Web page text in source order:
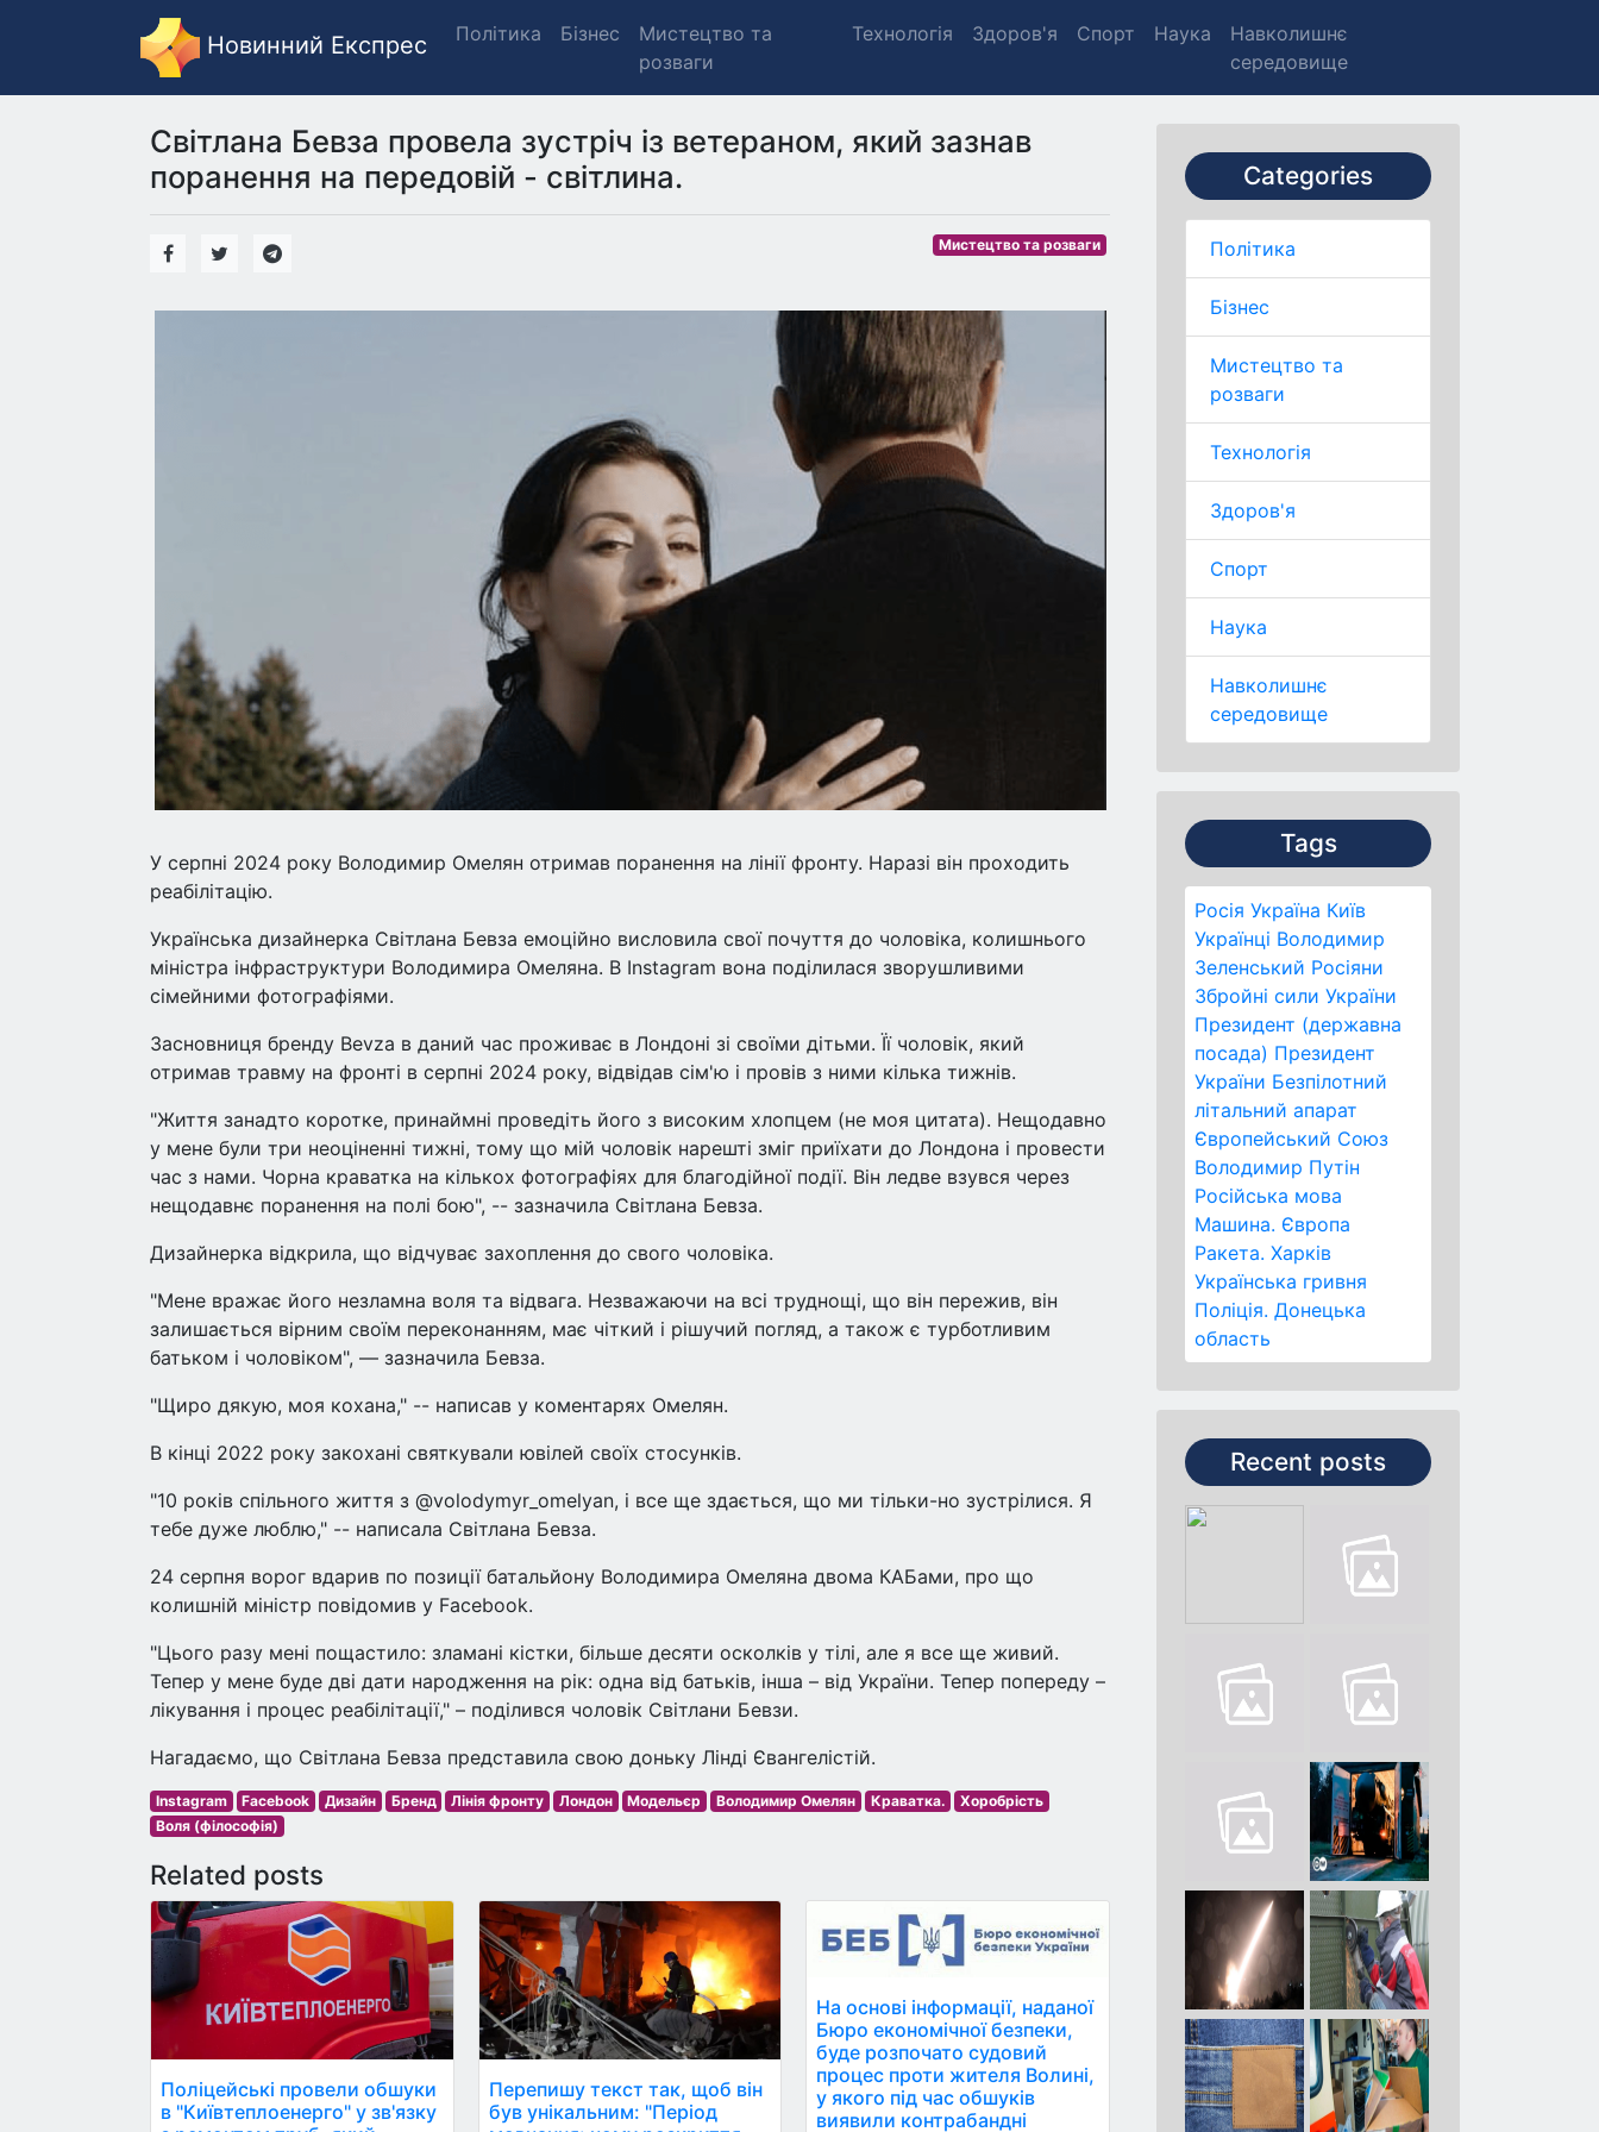
Новинний Експрес Політика Бізнес
Мистецтво та
розваги
Технологія Здоров'я Спорт Наука
Навколишнє
середовище
Categories
Політика
Бізнес
Мистецтво та
розваги
Технологія
Здоров'я
Спорт
Наука
Навколишнє
середовище
Tags
Росія Україна Київ
Українці Володимир
Зеленський Росіяни
Збройні сили України
Президент (державна
посада) Президент
України Безпілотний
літальний апарат
Європейський Союз
Володимир Путін
Російська мова
Машина. Європа
Ракета. Харків
Українська гривня
Поліція. Донецька
область
Recent posts
Світлана Бевза провела зустріч із ветераном, який зазнав
поранення на передовій - світлина.
Мистецтво та розваги
У серпні 2024 року Володимир Омелян отримав поранення на лінії фронту. Наразі він проходить
реабілітацію.
Українська дизайнерка Світлана Бевза емоційно висловила свої почуття до чоловіка, колишнього
міністра інфраструктури Володимира Омеляна. В Instagram вона поділилася зворушливими
сімейними фотографіями.
Засновниця бренду Bevza в даний час проживає в Лондоні зі своїми дітьми. Її чоловік, який
отримав травму на фронті в серпні 2024 року, відвідав сім'ю і провів з ними кілька тижнів.
"Життя занадто коротке, принаймні проведіть його з високим хлопцем (не моя цитата). Нещодавно
у мене були три неоціненні тижні, тому що мій чоловік нарешті зміг приїхати до Лондона і провести
час з нами. Чорна краватка на кількох фотографіях для благодійної події. Він ледве взувся через
нещодавнє поранення на полі бою", -- зазначила Світлана Бевза.
Дизайнерка відкрила, що відчуває захоплення до свого чоловіка.
"Мене вражає його незламна воля та відвага. Незважаючи на всі труднощі, що він пережив, він
залишається вірним своїм переконанням, має чіткий і рішучий погляд, а також є турботливим
батьком і чоловіком", — зазначила Бевза.
"Щиро дякую, моя кохана," -- написав у коментарях Омелян.
В кінці 2022 року закохані святкували ювілей своїх стосунків.
"10 років спільного життя з @volodymyr_omelyan, і все ще здається, що ми тільки-но зустрілися. Я
тебе дуже люблю," -- написала Світлана Бевза.
24 серпня ворог вдарив по позиції батальйону Володимира Омеляна двома КАБами, про що
колишній міністр повідомив у Facebook.
"Цього разу мені пощастило: зламані кістки, більше десяти осколків у тілі, але я все ще живий.
Тепер у мене буде дві дати народження на рік: одна від батьків, інша – від України. Тепер попереду –
лікування і процес реабілітації," – поділився чоловік Світлани Бевзи.
Нагадаємо, що Світлана Бевза представила свою доньку Лінді Євангелістій.
Instagram Facebook Дизайн Бренд Лінія фронту Лондон Модельєр Володимир Омелян Краватка.
Хоробрість
Воля (філософія)
Related posts
Поліцейські провели обшуки
в "Київтеплоенерго" у зв'язку
Перепишу текст так, щоб він
був унікальним: "Період
На основі інформації, наданої
Бюро економічної безпеки,
буде розпочато судовий
процес проти жителя Волині,
у якого під час обшуків
виявили контрабандні